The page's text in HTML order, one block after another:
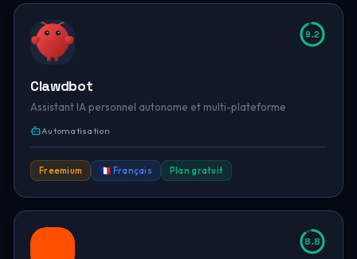
9.2
Clawdbot
Assistant IA personnel autonome et multi-plateforme
Automatisation
Freemium 🇫🇷 Français Plan gratuit
8.8